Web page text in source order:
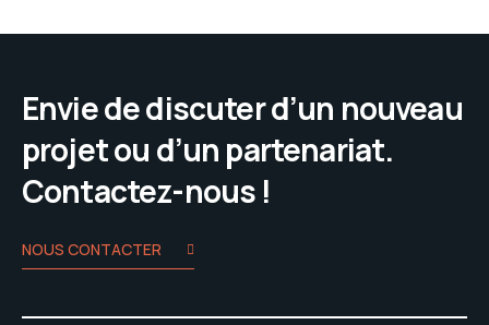
Envie de discuter d’un nouveau
projet ou d’un partenariat.
Contactez-nous !
NOUS CONTACTER